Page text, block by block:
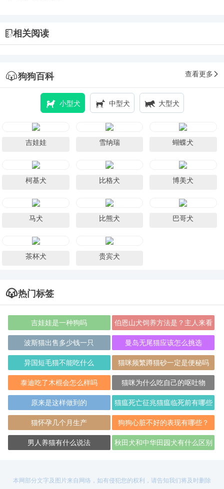
相关阅读
狗狗百科 查看更多
小型犬 中型犬 大型犬
吉娃娃 雪纳瑞 蝴蝶犬
柯基犬 比格犬 博美犬
马犬 比熊犬 巴哥犬
茶杯犬 贵宾犬
热门标签
吉娃娃是一种狗吗
伯恩山犬饲养方法是？主人来看
看吧
波斯猫出售多少钱一只 曼岛无尾猫应该怎么挑选
异国短毛猫不能吃什么 猫咪频繁蹲猫砂一定是便秘吗
泰迪吃了木棍会怎么样吗 猫咪为什么吃自己的呕吐物
原来是这样做到的
猫瘟死亡征兆猫瘟临死前有哪些
表现
猫怀孕几个月生产 狗狗心脏不好的表现有哪些？
男人养猫有什么说法 秋田犬和中华田园犬有什么区别
本网部分文字及图片来自网络，如有侵犯您的权利，请告知我们将及时删除